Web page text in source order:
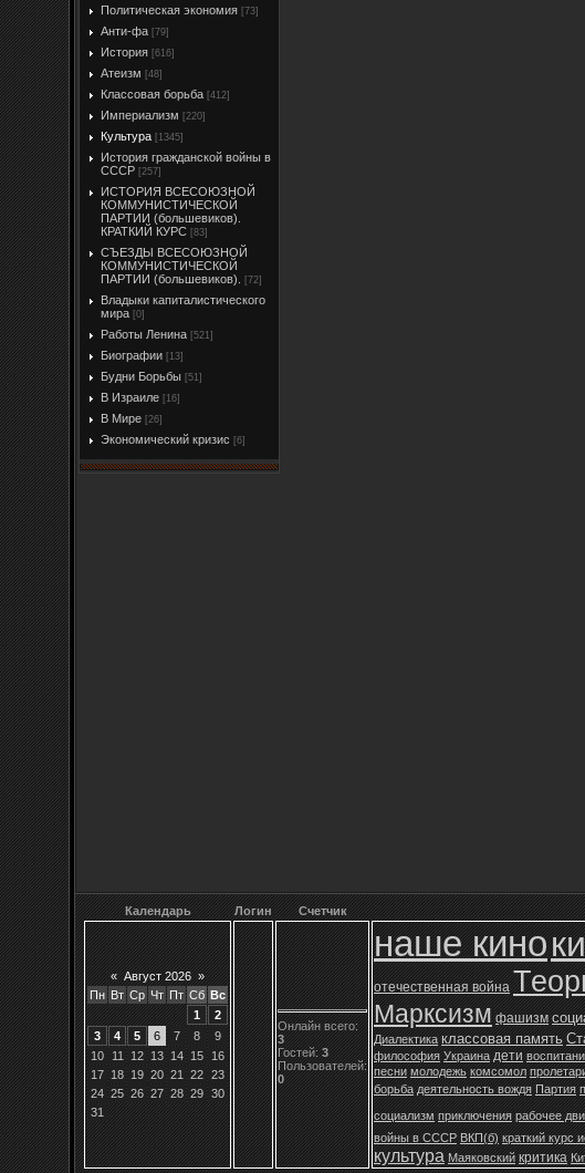
Политическая экономия [73]
Анти-фа [79]
История [616]
Атеизм [48]
Классовая борьба [412]
Империализм [220]
Культура [1345]
История гражданской войны в
СССР [257]
ИСТОРИЯ ВСЕСОЮЗНОЙ
КОММУНИСТИЧЕСКОЙ
ПАРТИИ (большевиков).
КРАТКИЙ КУРС [83]
СЪЕЗДЫ ВСЕСОЮЗНОЙ
КОММУНИСТИЧЕСКОЙ
ПАРТИИ (большевиков).
[72]
Владыки капиталистического
мира [0]
Работы Ленина [521]
Биографии [13]
Будни Борьбы [51]
В Израиле [16]
В Мире [26]
Экономический кризис [6]
Календарь Логин Счетчик
« Август 2026 »
Пн Вт Ср Чт Пт Сб Вс
1
2
3
4 5 6 7 8
9
10
11 12 13 14 15
16
17 18 19 20 21 22 23
24 25 26 27 28 29 30
31
Онлайн всего:
3
Гостей:3
Пользователей:
0
наше кино
отечественная война
Марксизм фашизм
Диалектика классовая память
философия Украина дети
песни молодежь комсомол
борьба деятельность вождя Партия
социализм приключения рабочее
войны в СССР ВКП(б) краткий курс
культура Маяковский критика